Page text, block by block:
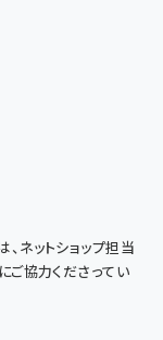
ネットショップ担当
ご協力くださってい